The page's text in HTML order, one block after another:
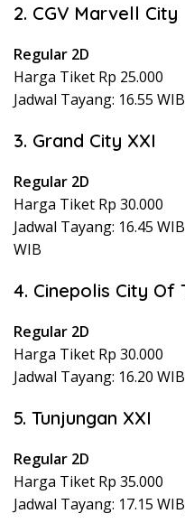
2. CGV Marvell City
Regular 2D
Harga Tiket Rp 25.000
Jadwal Tayang: 16.55
3. Grand City XXI
Regular 2D
Harga Tiket Rp 30.000
Jadwal Tayang: 16.45
WIB
4. Cinepolis City Of
Regular 2D
Harga Tiket Rp 30.000
Jadwal Tayang: 16.20 WIB
5. Tunjungan XXI
Regular 2D
Harga Tiket Rp 35.000
Jadwal Tayang: 17.15